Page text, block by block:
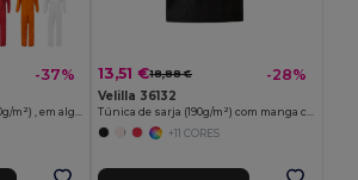
-37%
Fato-macaco de sarja (200g/m²) , em algodão (35%) e poliéster (65%)
13,51 €18,88 € -28%
Velilla 36132
Túnica de sarja (190g/m²) com manga curta, em poliéster (65%) e algodão (35%)
+11 CORES